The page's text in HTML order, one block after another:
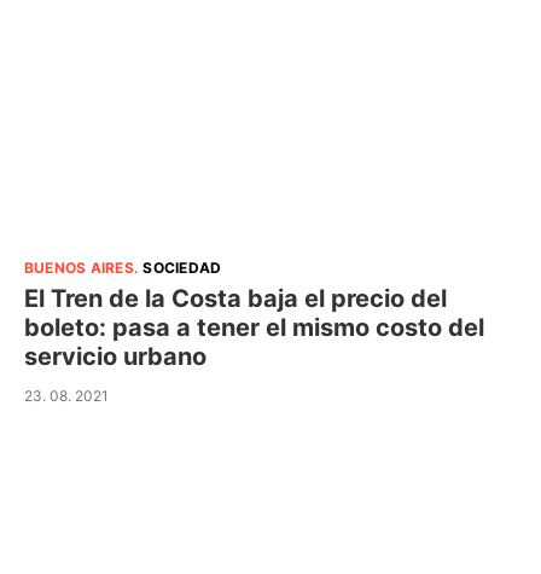
BUENOS AIRES.SOCIEDAD
El Tren de la Costa baja el precio del
boleto: pasa a tener el mismo costo del
servicio urbano
23. 08. 2021